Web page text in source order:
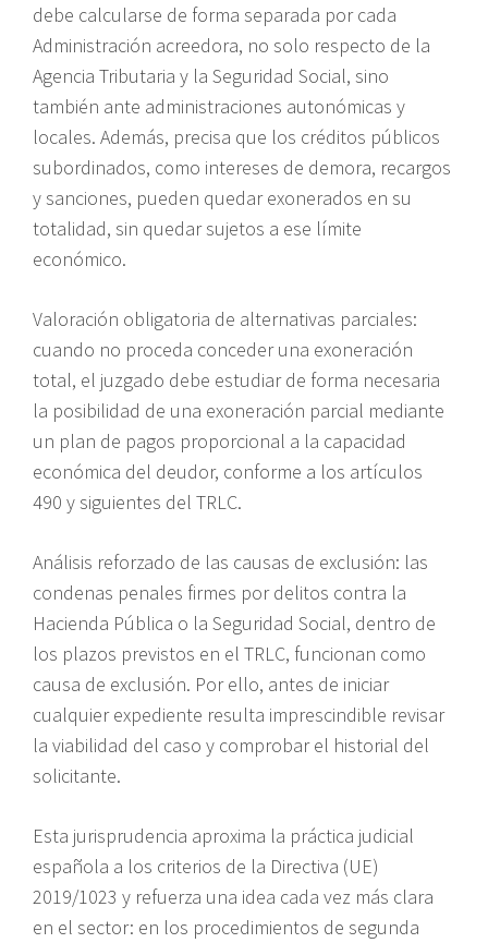
debe calcularse de forma separada por cada
Administración acreedora, no solo respecto de la
Agencia Tributaria y la Seguridad Social, sino
también ante administraciones autonómicas y
locales. Además, precisa que los créditos públicos
subordinados, como intereses de demora, recargos
y sanciones, pueden quedar exonerados en su
totalidad, sin quedar sujetos a ese límite
económico.
Valoración obligatoria de alternativas parciales:
cuando no proceda conceder una exoneración
total, el juzgado debe estudiar de forma necesaria
la posibilidad de una exoneración parcial mediante
un plan de pagos proporcional a la capacidad
económica del deudor, conforme a los artículos
490 y siguientes del TRLC.
Análisis reforzado de las causas de exclusión: las
condenas penales firmes por delitos contra la
Hacienda Pública o la Seguridad Social, dentro de
los plazos previstos en el TRLC, funcionan como
causa de exclusión. Por ello, antes de iniciar
cualquier expediente resulta imprescindible revisar
la viabilidad del caso y comprobar el historial del
solicitante.
Esta jurisprudencia aproxima la práctica judicial
española a los criterios de la Directiva (UE)
2019/1023 y refuerza una idea cada vez más clara
en el sector: en los procedimientos de segunda